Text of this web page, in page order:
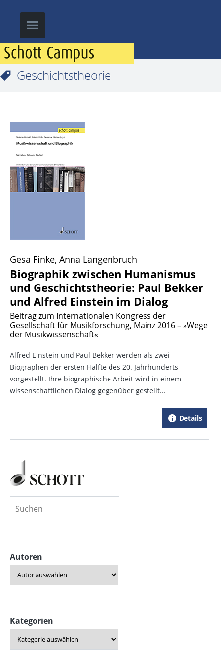
Geschichtstheorie
Gesa Finke, Anna Langenbruch
Biographik zwischen Humanismus
und Geschichtstheorie: Paul Bekker
und Alfred Einstein im Dialog
Beitrag zum Internationalen Kongress der
Gesellschaft für Musikforschung, Mainz 2016 – »Wege
der Musikwissenschaft«
Alfred Einstein und Paul Bekker werden als zwei
Biographen der ersten Hälfte des 20. Jahrhunderts
vorgestellt. Ihre biographische Arbeit wird in einem
wissenschaftlichen Dialog gegenüber gestellt...
Details
Autoren
Kategorien